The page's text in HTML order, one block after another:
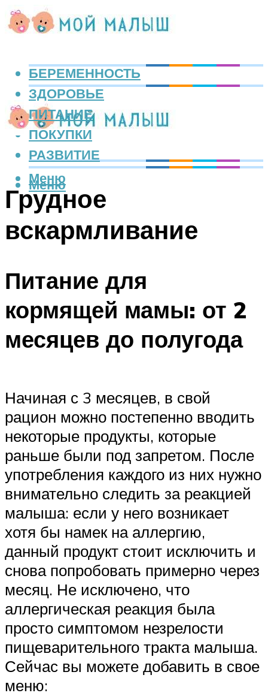
БЕРЕМЕННОСТЬ
ЗДОРОВЬЕ
ПИТАНИЕ
ПОКУПКИ
РАЗВИТИЕ
Меню
Меню
Грудное
вскармливание
Питание для
кормящей мамы: от 2
месяцев до полугода
Начиная с 3 месяцев, в свой
рацион можно постепенно вводить
некоторые продукты, которые
раньше были под запретом. После
употребления каждого из них нужно
внимательно следить за реакцией
малыша: если у него возникает
хотя бы намек на аллергию,
данный продукт стоит исключить и
снова попробовать примерно через
месяц. Не исключено, что
аллергическая реакция была
просто симптомом незрелости
пищеварительного тракта малыша.
Сейчас вы можете добавить в свое
меню: